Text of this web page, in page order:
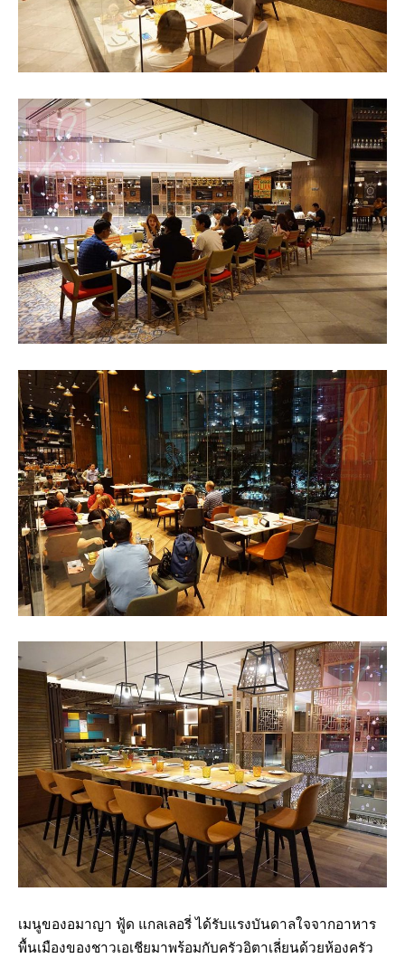
เมนูของอมาญา ฟู้ด แกลเลอรี่ ได้รับแรงบันดาลใจจากอาหาร
พื้นเมืองของชาวเอเชียมาพร้อมกับครัวอิตาเลี่ยนด้วยห้องครัว